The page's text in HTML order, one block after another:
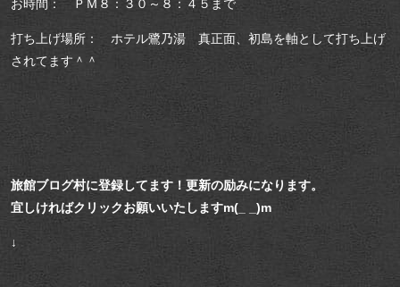
お時間： ＰＭ８：３０～８：４５まで
打ち上げ場所： ホテル鷺乃湯 真正面、初島を軸として打ち上げ
されてます＾＾
旅館ブログ村に登録してます！更新の励みになります。
宜しければクリックお願いいたしますm(_ _)m
↓